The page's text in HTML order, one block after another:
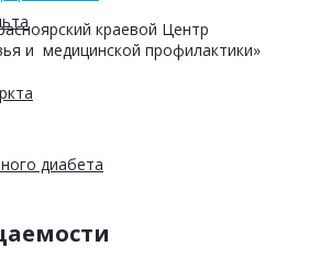
диабета
краевой Центр
и медицинской профилактики»